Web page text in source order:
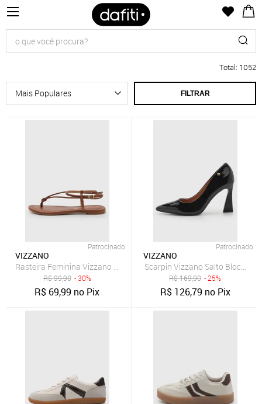
Total: 1052
FILTRAR
Patrocinado
VIZZANO
Rasteira Feminina Vizzano Tiras Trançadas Marrom
R$99,90 - 30%
R$ 69,99 no Pix
Patrocinado
VIZZANO
Scarpin Vizzano Salto Bloco
R$169,90 - 25%
R$ 126,79 no Pix